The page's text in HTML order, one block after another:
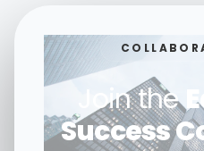
Join the
Success